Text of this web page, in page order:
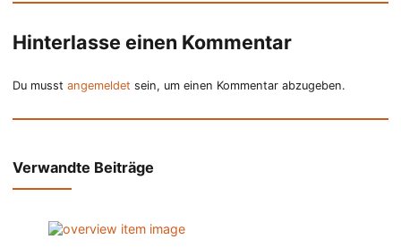
Hinterlasse einen Kommentar
Du musstangemeldet sein, um einen Kommentar abzugeben.
Verwandte Beiträge